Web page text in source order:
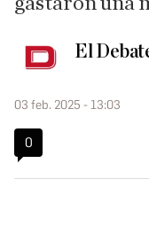
El
03 feb. 2025 - 13:03
0